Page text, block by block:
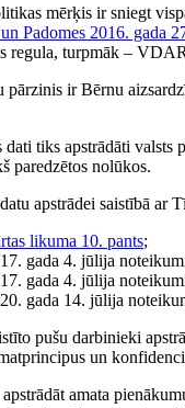
mērķis ir sniegt
Padomes 2016. gada
regula, turpmāk –
pārzinis ir Bērnu
tiks apstrādāti valsts
paredzētos nolūkos.
apstrādei saistībā
likuma 10. pants;
gada 4. jūlija
gada 4. jūlija
gada 14. jūlija
pušu darbinieki
un
amata